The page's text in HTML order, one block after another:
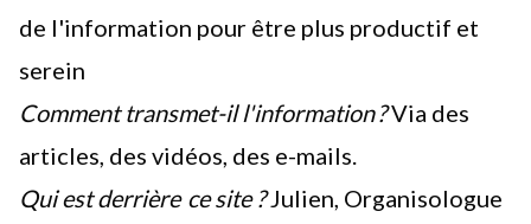
de l'information pour être plus productif et
serein
Comment transmet-il l'information ?Via des
articles, des vidéos, des e-mails.
Qui est derrière ce site ? Julien, Organisologue